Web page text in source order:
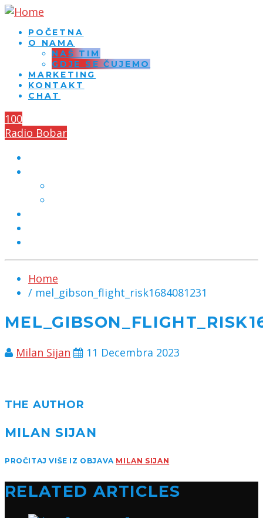
POČETNA
O NAMA
NAŠ TIM
GDJE SE ČUJEMO
MARKETING
KONTAKT
CHAT
100
Radio Bobar
Home
/ mel_gibson_flight_risk1684081231
Milan Sijan 11 Decembra 2023
THE AUTHOR
MILAN SIJAN
PROČITAJ VIŠE IZ OBJAVA MILAN SIJAN
RELATED ARTICLES